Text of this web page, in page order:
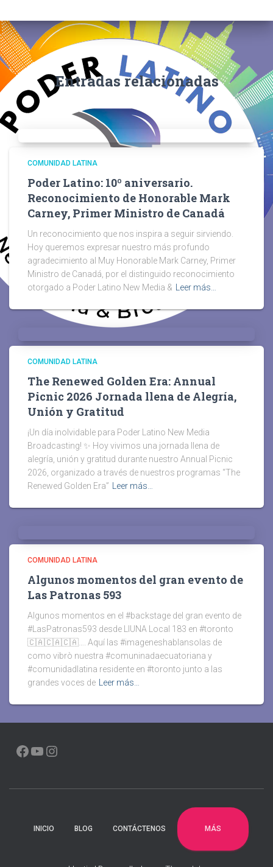
Entradas relacionadas
COMUNIDAD LATINA
Poder Latino: 10º aniversario.
Reconocimiento de Honorable Mark
Carney, Primer Ministro de Canadá
Un reconocimiento que nos inspira a seguir sirviendo.
Hoy queremos expresar nuestro más profundo
agradecimiento al Muy Honorable Mark Carney, Primer
Ministro de Canadá, por el distinguido reconocimiento
otorgado a Poder Latino New Media &
Leer más…
COMUNIDAD LATINA
The Renewed Golden Era: Annual
Picnic 2026 Jornada llena de Alegría,
Unión y Gratitud
¡Un día inolvidable para Poder Latino New Media
Broadcasting! ✨ Hoy vivimos una jornada llena de
alegría, unión y gratitud durante nuestro Annual Picnic
2026, organizado a través de nuestros programas “The
Renewed Golden Era”
Leer más…
COMUNIDAD LATINA
Algunos momentos del gran evento de
Las Patronas 593
Algunos momentos en el #backstage del gran evento de
#LasPatronas593 desde LIUNA Local 183 en #toronto
🇨🇦🇨🇦🇨🇦…. Aquí las #imageneshablansolas de
como vibrò nuestra #comuninadaecuatoriana y
#comunidadlatina residente en #toronto junto a las
grandes voces de
Leer más…
FACEBOOK YOUTUBE
INICIO BLOG CONTÁCTENOS MÁS